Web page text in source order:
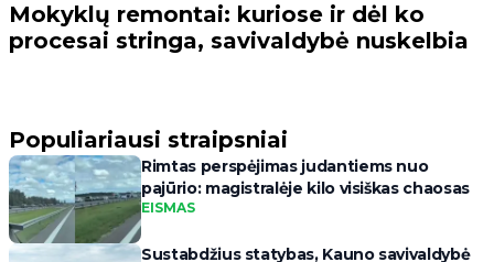
Mokyklų remontai: kuriose ir dėl ko
procesai stringa, savivaldybė nuskelbia
Populiariausi straipsniai
Rimtas perspėjimas judantiems nuo
pajūrio: magistralėje kilo visiškas chaosas
EISMAS
Sustabdžius statybas, Kauno savivaldybė